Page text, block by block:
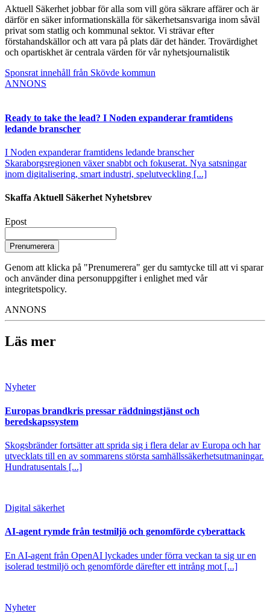
Aktuell Säkerhet jobbar för alla som vill göra säkrare affärer och är
därför en säker informationskälla för säkerhetsansvariga inom såväl
privat som statlig och kommunal sektor. Vi strävar efter
förstahandskällor och att vara på plats där det händer. Trovärdighet
och opartiskhet är centrala värden för vår nyhetsjournalistik
Sponsrat innehåll från Skövde kommun
ANNONS
Ready to take the lead? I Noden expanderar framtidens
ledande branscher
I Noden expanderar framtidens ledande branscher
Skaraborgsregionen växer snabbt och fokuserat. Nya satsningar
inom digitalisering, smart industri, spelutveckling [...]
Skaffa Aktuell Säkerhet Nyhetsbrev
Epost
Prenumerera
Genom att klicka på "Prenumerera" ger du samtycke till att vi sparar
och använder dina personuppgifter i enlighet med vår
integritetspolicy.
ANNONS
Läs mer
Nyheter
Europas brandkris pressar räddningstjänst och
beredskapssystem
Skogsbränder fortsätter att sprida sig i flera delar av Europa och har
utvecklats till en av sommarens största samhällssäkerhetsutmaningar.
Hundratusentals [...]
Digital säkerhet
AI-agent rymde från testmiljö och genomförde cyberattack
En AI-agent från OpenAI lyckades under förra veckan ta sig ur en
isolerad testmiljö och genomförde därefter ett intrång mot [...]
Nyheter